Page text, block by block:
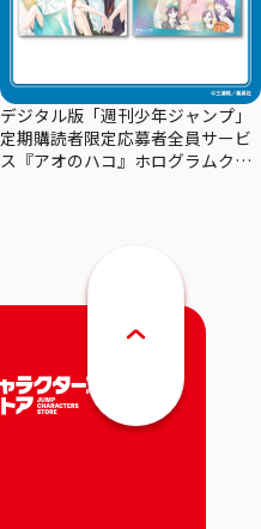
デジタル版「週刊少年ジャンプ」
定期購読者限定応募者全員サービ
ス『アオのハコ』ホログラムクリ